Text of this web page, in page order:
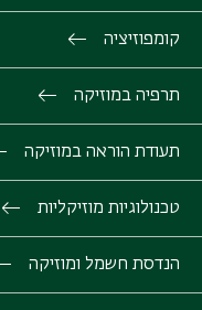
קומפוזיציה
תרפיה במוזיקה
תעודת הוראה במוזיקה
טכנולוגיות מוזיקליות
הנדסת חשמל ומוזיקה